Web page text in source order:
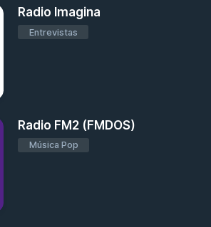
Radio Imagina
Entrevistas
Radio FM2 (FMDOS)
Música Pop